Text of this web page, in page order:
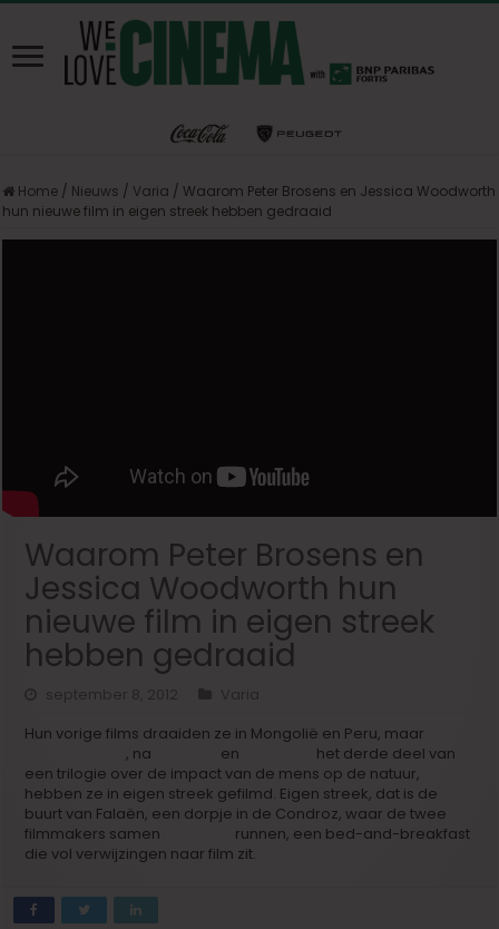
Home / Nieuws / Varia / Waarom Peter Brosens en Jessica Woodworth
hun nieuwe film in eigen streek hebben gedraaid
Waarom Peter Brosens en
Jessica Woodworth hun
nieuwe film in eigen streek
hebben gedraaid
september 8, 2012
Varia
Hun vorige films draaiden ze in Mongolië en Peru, maar
Vijfde Seizoen’, na en
het derde deel van
een trilogie over de impact van de mens op de natuur,
hebben ze in eigen streek gefilmd. Eigen streek, dat is de
buurt van Falaën, een dorpje in de Condroz, waar de twee
filmmakers samen
runnen, een bed-and-breakfast
die vol verwijzingen naar film zit.